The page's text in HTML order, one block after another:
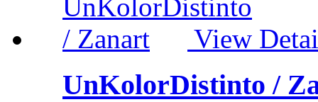
View
UnKolorDistinto /